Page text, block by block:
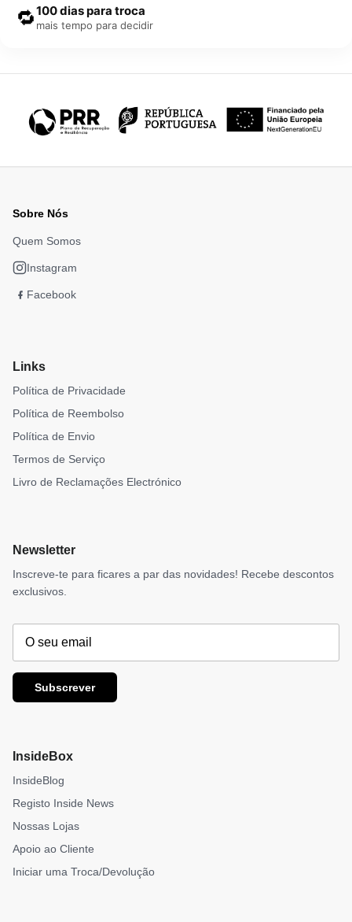
🔁100 dias para troca
mais tempo para decidir
Sobre Nós
Quem Somos
Instagram
Facebook
Links
Política de Privacidade
Política de Reembolso
Política de Envio
Termos de Serviço
Livro de Reclamações Electrónico
Newsletter
Inscreve-te para ficares a par das novidades! Recebe descontos
exclusivos.
Subscrever
InsideBox
InsideBlog
Registo Inside News
Nossas Lojas
Apoio ao Cliente
Iniciar uma Troca/Devolução